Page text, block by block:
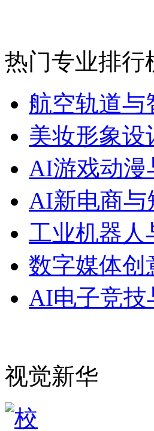
热门专业排行
航空轨道与
美妆形象设
AI游戏动漫
AI新电商与
工业机器人
数字媒体创
AI电子竞技
视觉新华